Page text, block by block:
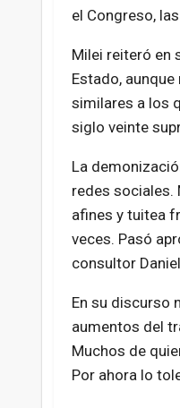
el Congreso,
Milei reiteró en
Estado,
similares a los
siglo veinte
La
redes sociales.
afines y tuitea
veces. Pasó
consultor
En su discurso
aumentos del
Muchos de
Por ahora lo